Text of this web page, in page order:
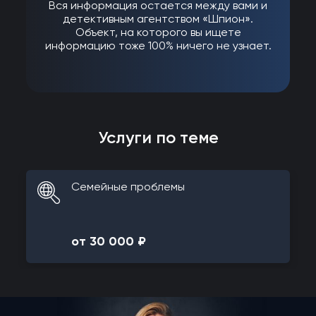
Вся информация остается между вами и
детективным агентством «Шпион».
Объект, на которого вы ищете
информацию тоже 100% ничего не узнает.
Услуги по теме
Семейные проблемы
от 30 000 ₽